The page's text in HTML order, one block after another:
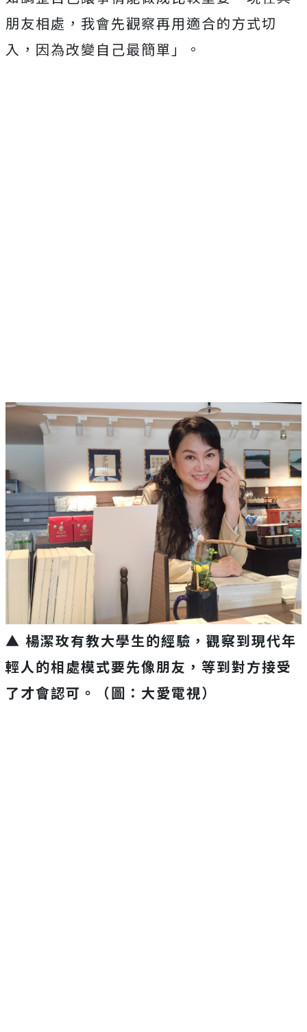
朋友相處，我會先觀察再用適合的方式切
入，因為改變自己最簡單」。
▲ 楊潔玫有教大學生的經驗，觀察到現代年
輕人的相處模式要先像朋友，等到對方接受
了才會認可。（圖：大愛電視）